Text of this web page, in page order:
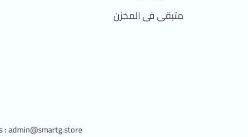
متبقى فى المخزن
admin@smartg.store